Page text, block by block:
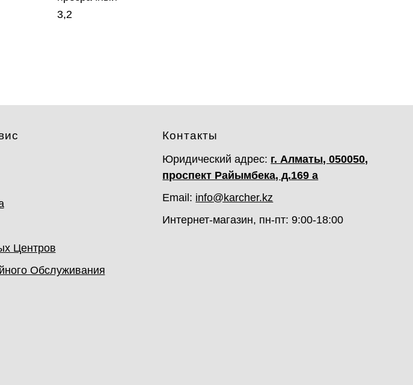
3,2
Центров
Обслуживания
Контакты
Юридический адрес: г. Алматы, 050050,
проспект Райымбека, д.169 а
Email: info@karcher.kz
Интернет-магазин, пн-пт: 9:00-18:00